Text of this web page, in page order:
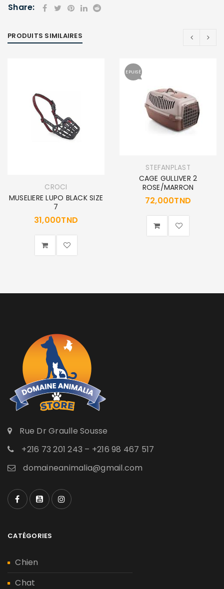
Share:
PRODUITS SIMILAIRES
CROCI
MUSELIERE LUPO BLACK SIZE
7
31,000TND
EPUISÉ
STEFANPLAST
CAGE GULLIVER 2
ROSE/MARRON
72,000TND
Rue Dr Graulle Sousse
+216 73 201 243 – +216 98 467 517
domaineanimalia@gmail.com
CATÉGORIES
Chien
Chat